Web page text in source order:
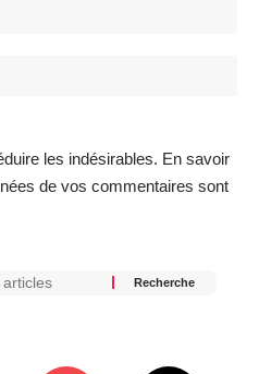
les indésirables. En savoir
de vos commentaires sont